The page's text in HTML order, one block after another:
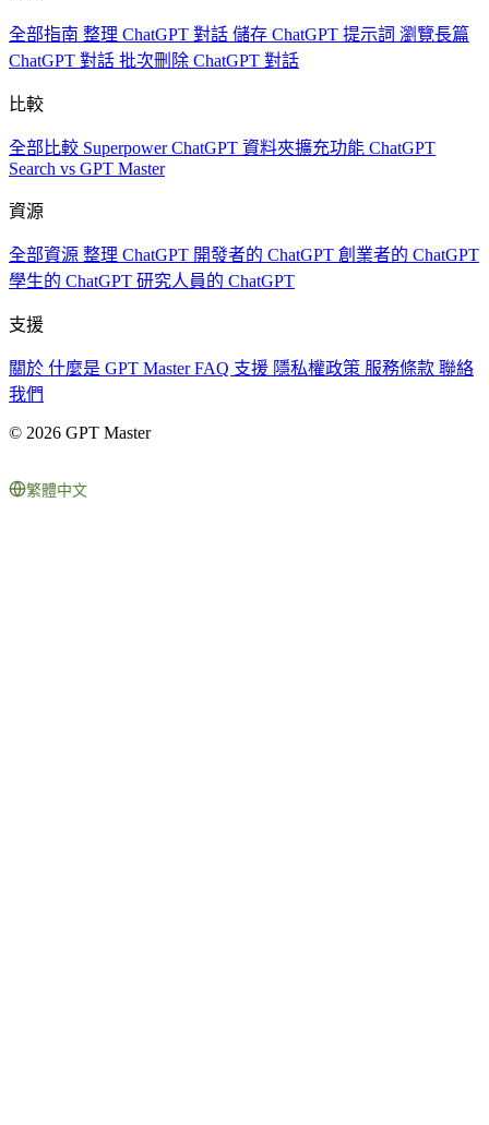
全部指南 整理 ChatGPT 對話 儲存 ChatGPT 提示詞 瀏覽長篇
ChatGPT 對話 批次刪除 ChatGPT 對話
比較
全部比較 Superpower ChatGPT 資料夾擴充功能 ChatGPT
Search vs GPT Master
資源
全部資源 整理 ChatGPT 開發者的 ChatGPT 創業者的 ChatGPT
學生的 ChatGPT 研究人員的 ChatGPT
支援
關於 什麼是 GPT MasterFAQ 支援 隱私權政策 服務條款 聯絡
我們
© 2026 GPT Master
繁體中文